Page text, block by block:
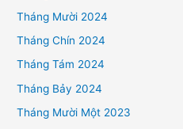
Tháng Mười 2024
Tháng Chín 2024
Tháng Tám 2024
Tháng Bảy 2024
Tháng Mười Một 2023